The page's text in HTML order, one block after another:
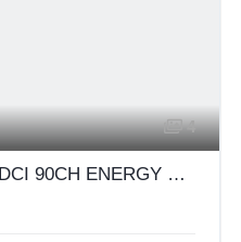
4
RENAULT CAPTUR 1.5 DCI 90CH ENERGY BUSINESS EURO6C